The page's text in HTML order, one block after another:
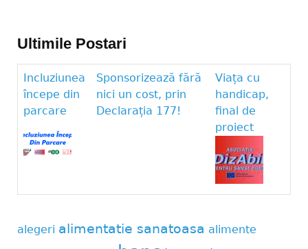
Ultimile Postari
Incluziunea
începe din
parcare
Sponsorizează fără
nici un cost, prin
Declarația 177!
Viața cu
handicap,
final de
proiect
alegeri alimentatie sanatoasa alimente